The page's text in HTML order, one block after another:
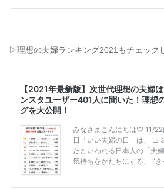
▷理想の夫婦ランキング2021もチェック